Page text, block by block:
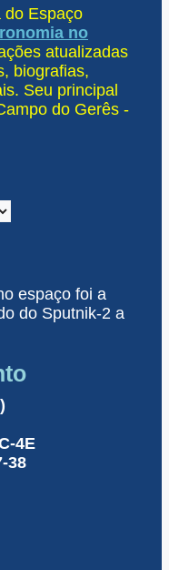
do Espaço
no
atualizadas
biografias,
Seu principal
do Gerês -
espaço foi a
do Sputnik-2 a
4E
38